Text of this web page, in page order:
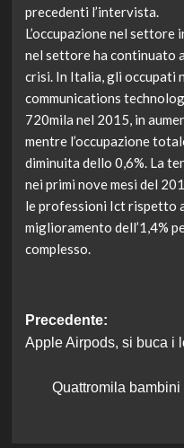
precedenti l’intervista.
L’occupazione nel
nel settore ha continuato
crisi. In Italia, gli occupati
communications
720mila nel 2015, in
mentre l’occupazione
diminuita dello 0,6%. La
nei primi nove mesi del
le professioni Ict rispetto
miglioramento dell’1,4%
complesso.
Navigazione
articolo
Precedente:
Apple Airpods, si buca i
Quattromila